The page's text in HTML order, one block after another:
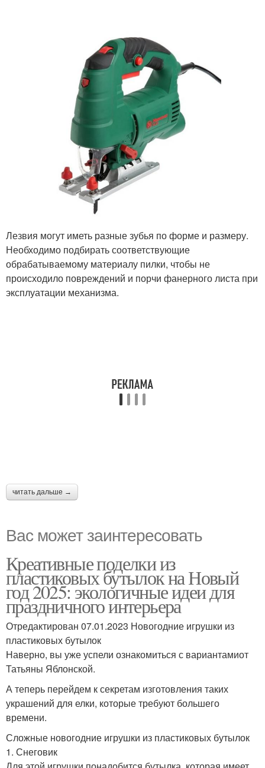
Лезвия могут иметь разные зубья по форме и размеру.
Необходимо подбирать соответствующие
обрабатываемому материалу пилки, чтобы не
происходило повреждений и порчи фанерного листа при
эксплуатации механизма.
читать дальше →
Вас может заинтересовать
Креативные поделки из
пластиковых бутылок на Новый
год 2025: экологичные идеи для
праздничного интерьера
Отредактирован 07.01.2023 Новогодние игрушки из
пластиковых бутылок
Наверно, вы уже успели ознакомиться с вариантамиот
Татьяны Яблонской.
А теперь перейдем к секретам изготовления таких
украшений для елки, которые требуют большего
времени.
Сложные новогодние игрушки из пластиковых бутылок
1. Снеговик